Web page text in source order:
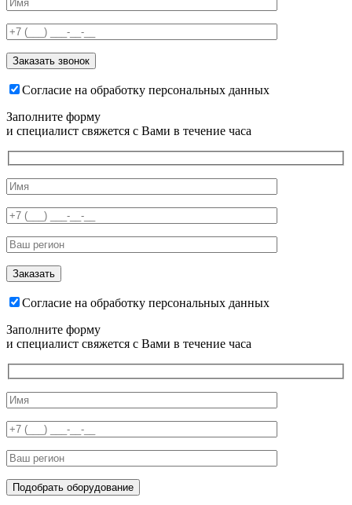
Согласие на обработку персональных данных
Заполните форму
и специалист свяжется с Вами в течение часа
Согласие на обработку персональных данных
Заполните форму
и специалист свяжется с Вами в течение часа